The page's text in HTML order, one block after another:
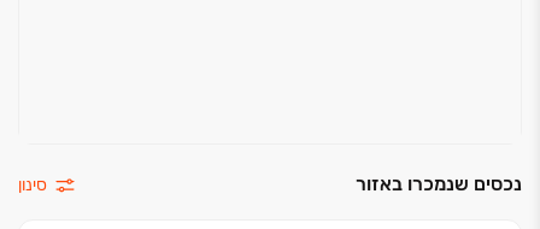
נכסים שנמכרו באזור סינון